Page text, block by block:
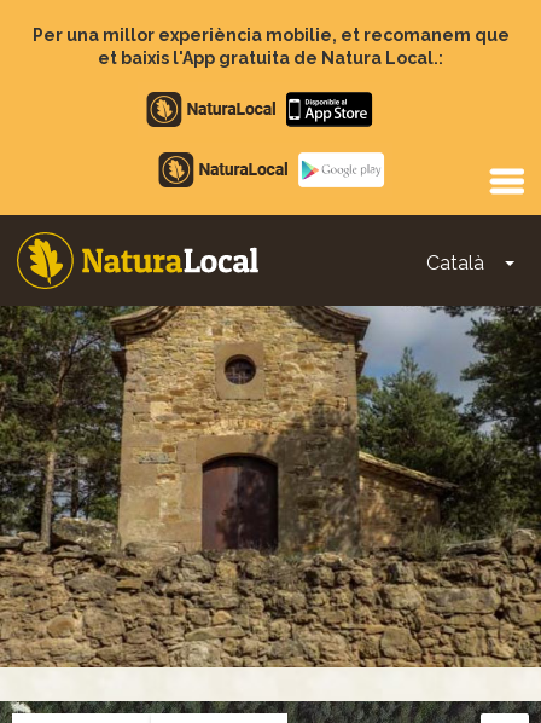
Per una millor experiència mobilie, et recomanem que
et baixis l'App gratuita de Natura Local.:
Apple
store
Google
Play
Català
Main
navigation